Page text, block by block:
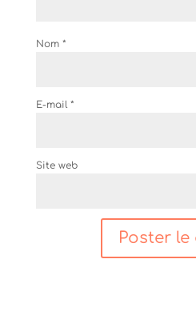
Nom *
E-mail *
Site web